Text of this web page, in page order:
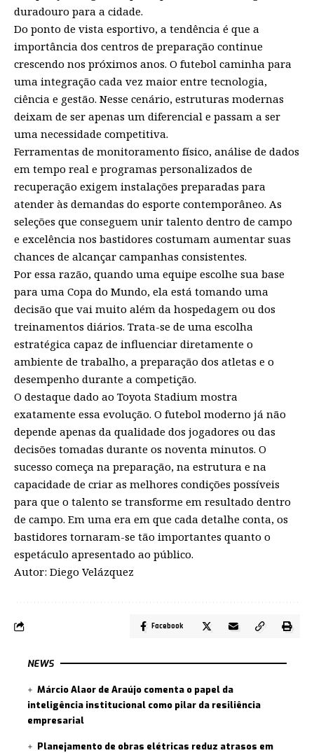
duradouro para a cidade.
Do ponto de vista esportivo, a tendência é que a
importância dos centros de preparação continue
crescendo nos próximos anos. O futebol caminha para
uma integração cada vez maior entre tecnologia,
ciência e gestão. Nesse cenário, estruturas modernas
deixam de ser apenas um diferencial e passam a ser
uma necessidade competitiva.
Ferramentas de monitoramento físico, análise de dados
em tempo real e programas personalizados de
recuperação exigem instalações preparadas para
atender às demandas do esporte contemporâneo. As
seleções que conseguem unir talento dentro de campo
e excelência nos bastidores costumam aumentar suas
chances de alcançar campanhas consistentes.
Por essa razão, quando uma equipe escolhe sua base
para uma Copa do Mundo, ela está tomando uma
decisão que vai muito além da hospedagem ou dos
treinamentos diários. Trata-se de uma escolha
estratégica capaz de influenciar diretamente o
ambiente de trabalho, a preparação dos atletas e o
desempenho durante a competição.
O destaque dado ao Toyota Stadium mostra
exatamente essa evolução. O futebol moderno já não
depende apenas da qualidade dos jogadores ou das
decisões tomadas durante os noventa minutos. O
sucesso começa na preparação, na estrutura e na
capacidade de criar as melhores condições possíveis
para que o talento se transforme em resultado dentro
de campo. Em uma era em que cada detalhe conta, os
bastidores tornaram-se tão importantes quanto o
espetáculo apresentado ao público.
Autor: Diego Velázquez
Facebook
NEWS
Márcio Alaor de Araújo comenta o papel da
inteligência institucional como pilar da resiliência
empresarial
Planejamento de obras elétricas reduz atrasos em